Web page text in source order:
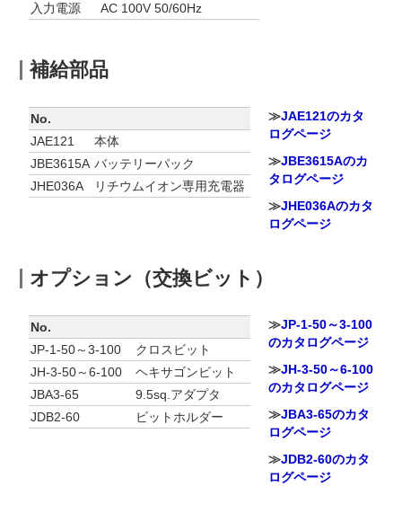
入力電源
AC 100V 50/60Hz
補給部品
No.
JAE121
本体
JBE3615A バッテリーパック
JHE036A
リチウムイオン専用充電器
≫JAE121のカタ
ログページ
≫JBE3615Aのカ
タログページ
≫JHE036Aのカタ
ログページ
オプション（交換ビット）
No.
JP-1-50～3-100
クロスビット
JH-3-50～6-100
ヘキサゴンビット
JBA3-65
9.5sq.アダプタ
JDB2-60
ビットホルダー
≫JP-1-50～3-100
のカタログページ
≫JH-3-50～6-100
のカタログページ
≫JBA3-65のカタ
ログページ
≫JDB2-60のカタ
ログページ